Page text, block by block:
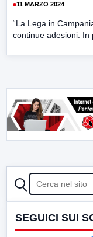
11 MARZO 2024
“La Lega in
continue adesioni. In
CERCA
SEGUICI SUI